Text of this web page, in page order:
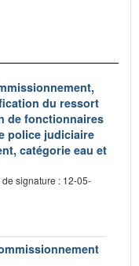
du ressort
de fonctionnaires
police judiciaire
catégorie eau et
de signature : 12-05-